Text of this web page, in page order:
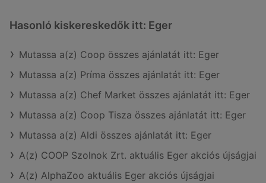
Hasonló kiskereskedők itt: Eger
Mutassa a(z) Coop összes ajánlatát itt: Eger
Mutassa a(z) Príma összes ajánlatát itt: Eger
Mutassa a(z) Chef Market összes ajánlatát itt: Eger
Mutassa a(z) Coop Tisza összes ajánlatát itt: Eger
Mutassa a(z) Aldi összes ajánlatát itt: Eger
A(z) COOP Szolnok Zrt. aktuális Eger akciós újságjai
A(z) AlphaZoo aktuális Eger akciós újságjai